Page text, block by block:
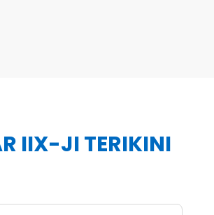
IIX-JI TERIKINI